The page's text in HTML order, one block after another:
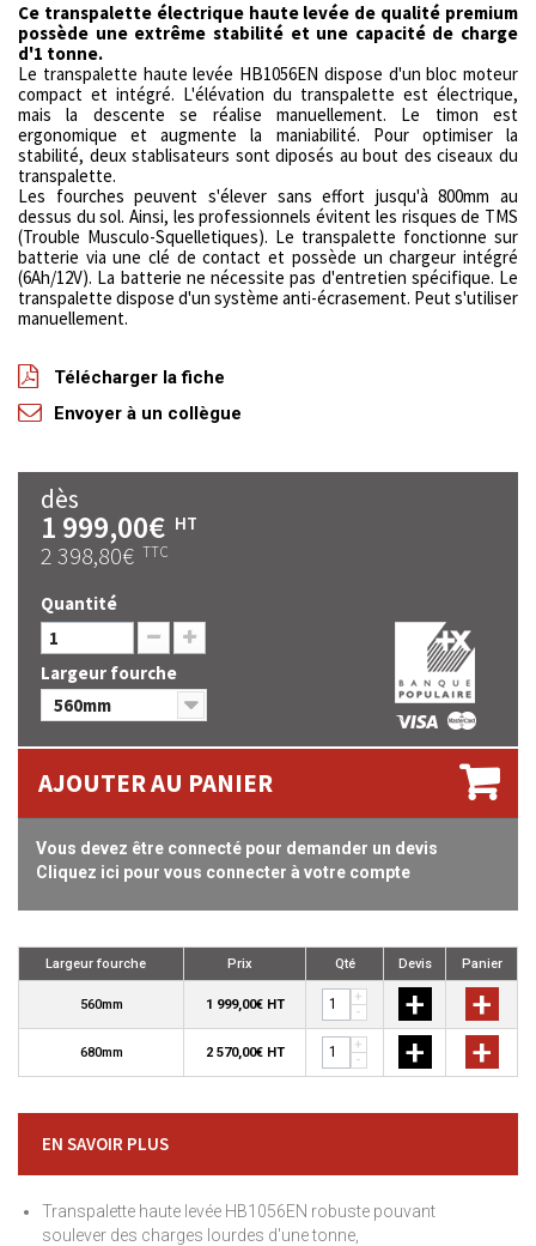
Ce transpalette électrique haute levée de qualité premium
possède une extrême stabilité et une capacité de charge
d'1 tonne.
Le transpalette haute levée HB1056EN dispose d'un bloc moteur
compact et intégré. L'élévation du transpalette est électrique,
mais la descente se réalise manuellement. Le timon est
ergonomique et augmente la maniabilité. Pour optimiser la
stabilité, deux stablisateurs sont diposés au bout des ciseaux du
transpalette.
Les fourches peuvent s'élever sans effort jusqu'à 800mm au
dessus du sol. Ainsi, les professionnels évitent les risques de TMS
(Trouble Musculo-Squelletiques). Le transpalette fonctionne sur
batterie via une clé de contact et possède un chargeur intégré
(6Ah/12V). La batterie ne nécessite pas d'entretien spécifique. Le
transpalette dispose d'un système anti-écrasement. Peut s'utiliser
manuellement.
Télécharger la fiche
Envoyer à un collègue
dès
1 999,00€ HT
2 398,80€ TTC
Quantité
Largeur fourche
560mm
AJOUTER AU PANIER
Vous devez être connecté pour demander un devis
Cliquez ici pour vous connecter à votre compte
Largeur fourche Prix Qté Devis Panier
560mm 1 999,00€ HT
+
-
+ +
680mm 2 570,00€ HT
+
-
+ +
EN SAVOIR PLUS
Transpalette haute levée HB1056EN robuste pouvant
soulever des charges lourdes d'une tonne,